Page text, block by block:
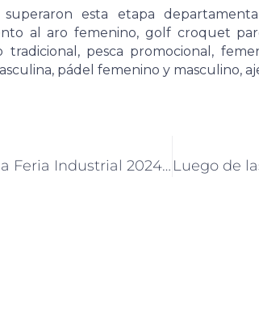
superaron esta etapa
al aro femenino, golf croquet
tradicional, pesca promocional,
pádel femenino y masculino,
Colón presentó la Feria Industrial 2024 en una Ronda de Negocios Internacional